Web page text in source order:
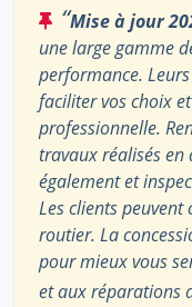
“Mise à jour
une large gamme
performance. Leurs
faciliter vos choix
professionnelle.
travaux réalisés
également et
Les clients peuvent
routier. La
pour mieux vous
et aux réparations